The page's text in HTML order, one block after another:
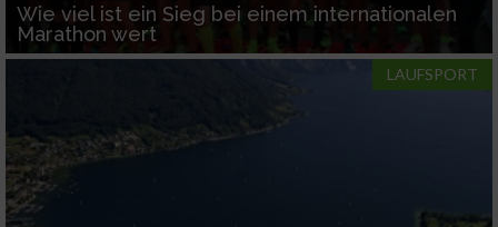
Wie viel ist ein Sieg bei einem internationalen
Marathon wert
LAUFSPORT
Messung der Performance von Inhalten
oder Kombinationen von Daten aus
verschiedenen Quellen
Entwicklung und Verbesserung der Angebote